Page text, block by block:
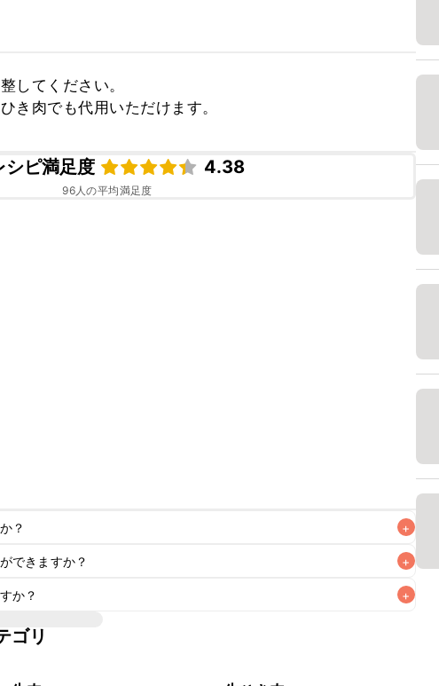
してください。
き肉でも代用いただけます。
シピ満足度
4.38
96人の平均満足度
？ +
できますか？ +
作りいただけますが、メインの味付けとして使用している場合は
ため、
か？ +
の食材なため、お子様や辛い味付けが苦手な方は風味や刺激を強
ゴリ